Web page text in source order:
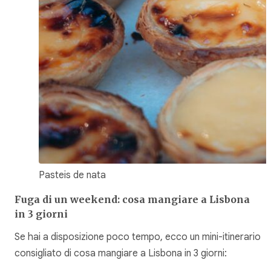
Pasteis de nata
Fuga di un weekend: cosa mangiare a Lisbona
in 3 giorni
Se hai a disposizione poco tempo, ecco un mini-itinerario
consigliato di cosa mangiare a Lisbona in 3 giorni: